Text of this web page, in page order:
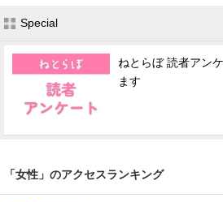
Special
ねとらぼ 読者アン
ます
「女性」のアクセスランキング